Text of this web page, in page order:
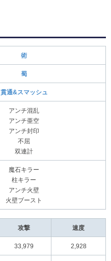
術
蜀
貫通&スマッシュ
アンチ混乱
アンチ亜空
アンチ封印
不屈
双連計
魔石キラー
柱キラー
アンチ火壁
火壁ブースト
攻撃 速度
33,979 2,928